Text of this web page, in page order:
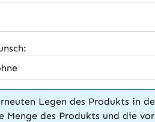
Legen des Produkts in
Menge des Produkts und die